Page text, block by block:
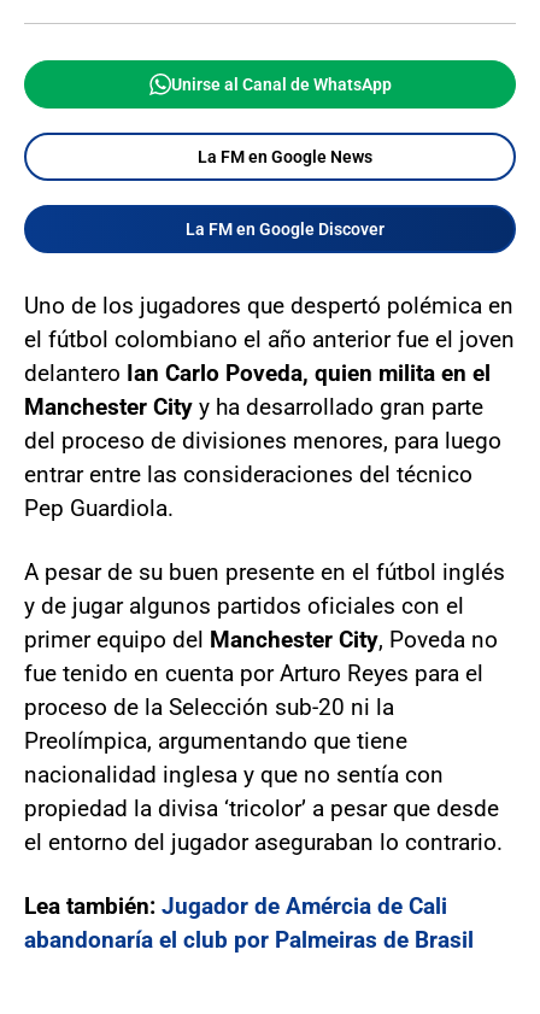
Unirse al Canal de WhatsApp
La FM en Google News
La FM en Google Discover
Uno de los jugadores que despertó polémica en
el fútbol colombiano el año anterior fue el joven
delantero Ian Carlo Poveda, quien milita en el
Manchester City y ha desarrollado gran parte
del proceso de divisiones menores, para luego
entrar entre las consideraciones del técnico
Pep Guardiola.
A pesar de su buen presente en el fútbol inglés
y de jugar algunos partidos oficiales con el
primer equipo del Manchester City, Poveda no
fue tenido en cuenta por Arturo Reyes para el
proceso de la Selección sub-20 ni la
Preolímpica, argumentando que tiene
nacionalidad inglesa y que no sentía con
propiedad la divisa ‘tricolor’ a pesar que desde
el entorno del jugador aseguraban lo contrario.
Lea también: Jugador de Amércia de Cali
abandonaría el club por Palmeiras de Brasil